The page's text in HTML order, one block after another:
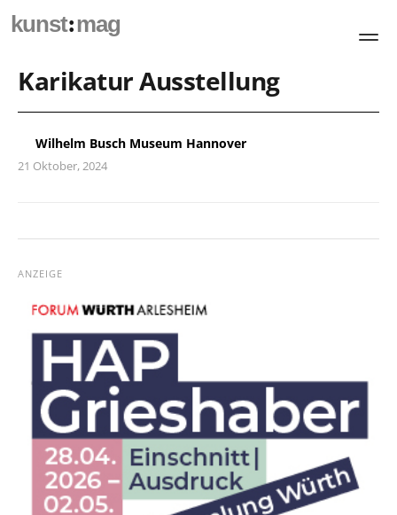
kunst:mag
Karikatur Ausstellung
Wilhelm Busch Museum Hannover
21 Oktober, 2024
ANZEIGE